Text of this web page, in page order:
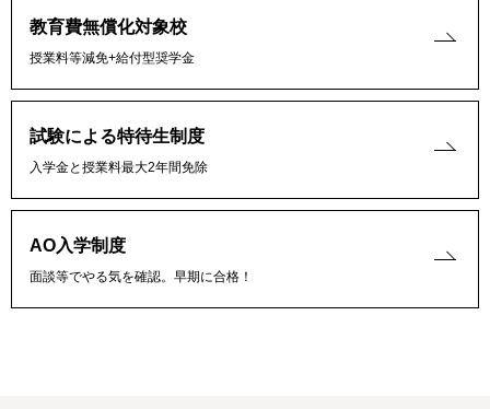
教育費無償化対象校
授業料等減免+給付型奨学金
試験による特待生制度
入学金と授業料最大2年間免除
AO入学制度
面談等でやる気を確認。早期に合格！